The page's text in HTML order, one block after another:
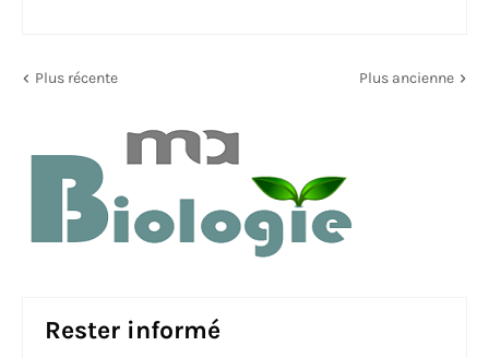
Plus récente Plus ancienne
Rester informé